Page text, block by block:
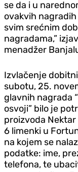
se da i u
ovakvih
svim srećnim
nagradama,”
menadžer
Izvlačenje
subotu, 25.
glavnih nagrada
osvoji” bilo je
proizvoda
6 limenki u
na kojem se
podatke: ime,
telefona, te